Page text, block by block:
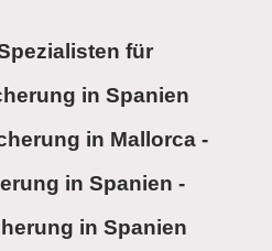
für
in Spanien
in Mallorca -
in Spanien -
in Spanien